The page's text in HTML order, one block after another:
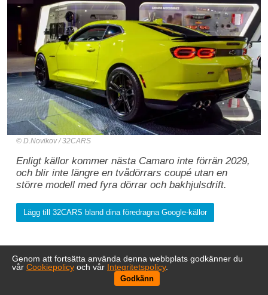
D.Novikov / 32CARS
Enligt källor kommer nästa Camaro inte förrän 2029,
och blir inte längre en tvådörrars coupé utan en
större modell med fyra dörrar och bakhjulsdrift.
Lägg till 32CARS bland dina föredragna Google-källor
Genom att fortsätta använda denna webbplats godkänner du
vår Cookiepolicy och vår Integritetspolicy.
Godkänn